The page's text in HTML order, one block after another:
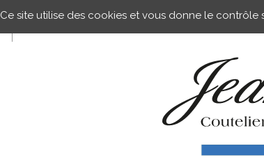
Ce site utilise des cookies et vous donne le